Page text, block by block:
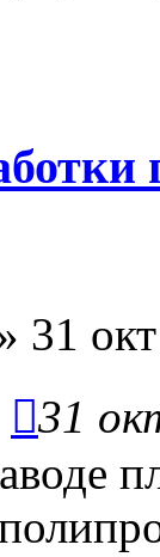
31
31